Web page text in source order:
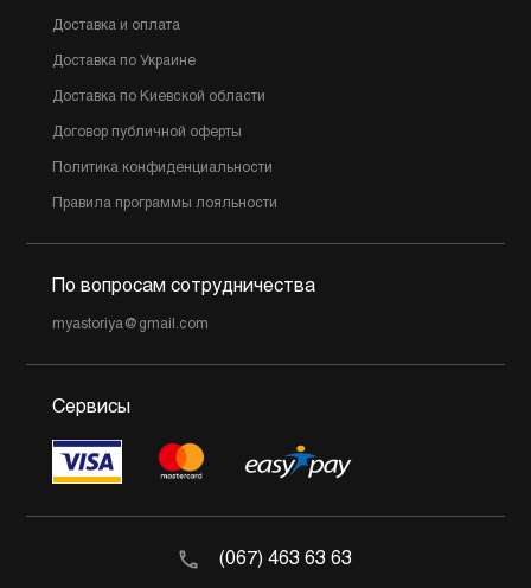
Доставка и оплата
Доставка по Украине
Доставка по Киевской области
Договор публичной оферты
Политика конфиденциальности
Правила программы лояльности
По вопросам сотрудничества
myastoriya@gmail.com
Сервисы
(067) 463 63 63